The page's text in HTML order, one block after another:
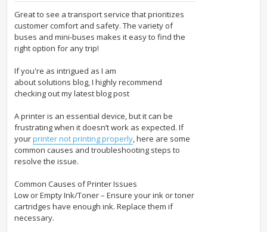
Great to see a transport service that prioritizes
customer comfort and safety. The variety of
buses and mini-buses makes it easy to find the
right option for any trip!
If you're as intrigued as I am
about solutions blog, I highly recommend
checking out my latest blog post
A printer is an essential device, but it can be
frustrating when it doesn’t work as expected. If
yourprinter not printing properly, here are some
common causes and troubleshooting steps to
resolve the issue.
Common Causes of Printer Issues
Low or Empty Ink/Toner – Ensure your ink or toner
cartridges have enough ink. Replace them if
necessary.